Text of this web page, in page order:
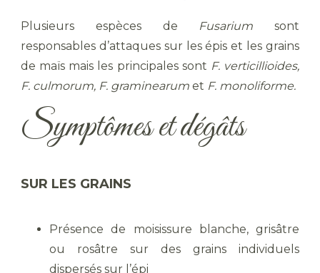
Plusieurs espèces de Fusarium sont
responsables d’attaques sur les épis et les grains
de maïs mais les principales sont F. verticillioides,
F. culmorum, F. graminearum et F. monoliforme.
Symptômes et dégâts
SUR LES GRAINS
Présence de moisissure blanche, grisâtre
ou rosâtre sur des grains individuels
dispersés sur l’épi